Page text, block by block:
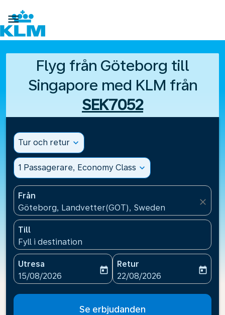

Flyg från Göteborg till
Singapore med KLM från
SEK7052
Tur och retur expand_more
1 Passagerare, Economy Class expand_more
Från
Göteborg, Landvetter(GOT), Sweden
close
Till
Fyll i destination
Utresa
fc-booking-departure-date-aria-label
15/08/2026
today
Retur
fc-booking-return-date-
22/08/2026
today
Se erbjudanden